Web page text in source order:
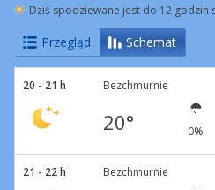
Dziś spodziewane jest do 12 godzin
Przegląd Schemat
20 - 21 h Bezchmurnie
20° 0%
21 - 22 h Bezchmurnie